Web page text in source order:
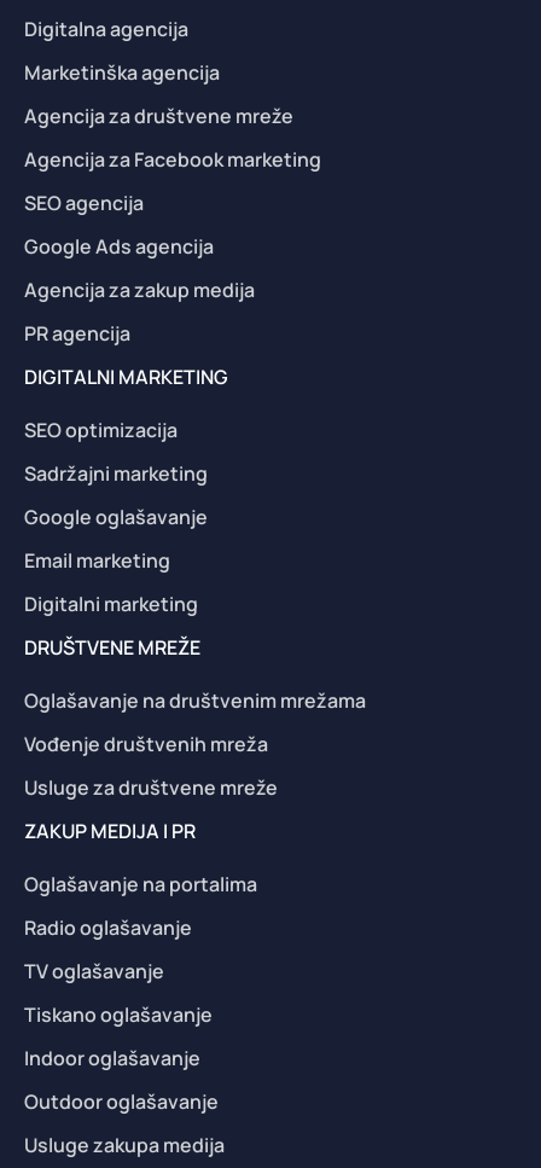
Digitalna agencija
Marketinška agencija
Agencija za društvene mreže
Agencija za Facebook marketing
SEO agencija
Google Ads agencija
Agencija za zakup medija
PR agencija
DIGITALNI MARKETING
SEO optimizacija
Sadržajni marketing
Google oglašavanje
Email marketing
Digitalni marketing
DRUŠTVENE MREŽE
Oglašavanje na društvenim mrežama
Vođenje društvenih mreža
Usluge za društvene mreže
ZAKUP MEDIJA I PR
Oglašavanje na portalima
Radio oglašavanje
TV oglašavanje
Tiskano oglašavanje
Indoor oglašavanje
Outdoor oglašavanje
Usluge zakupa medija